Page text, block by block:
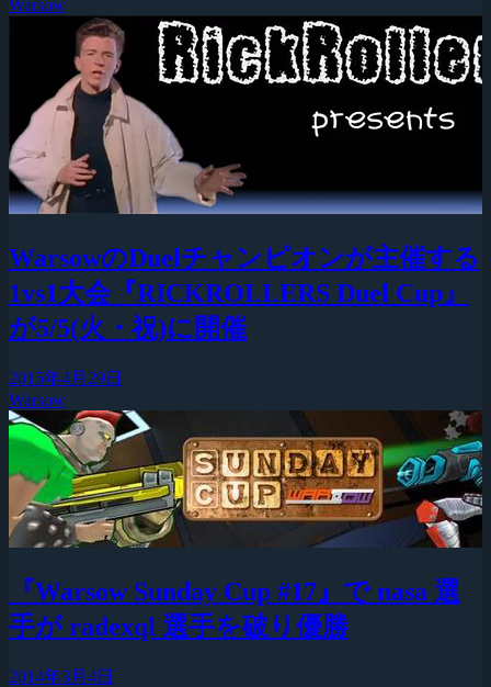
Warsow
WarsowのDuelチャンピオンが主催する
1vs1大会『RICKROLLERS Duel Cup』
が5/5(火・祝)に開催
2015年4月29日
Warsow
『Warsow Sunday Cup #17』で nasa 選
手が radexql 選手を破り優勝
2014年3月4日